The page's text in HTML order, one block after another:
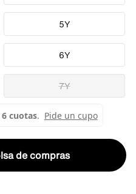
5Y
6Y
7Y
de compras